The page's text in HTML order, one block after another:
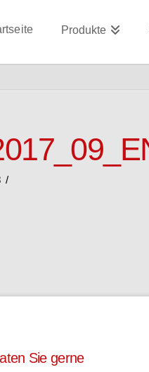
Produkte
Sie gerne